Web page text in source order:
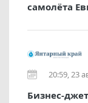
самолёта
20:59, 23
Бизнес-